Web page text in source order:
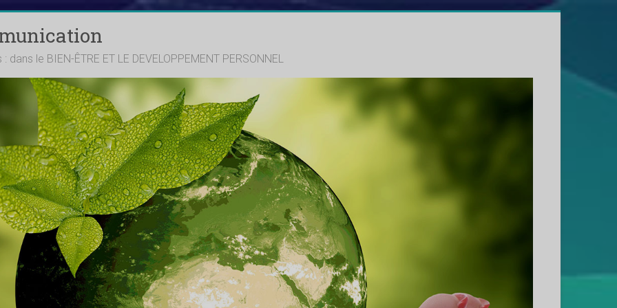
le BIEN-ÊTRE ET LE DEVELOPPEMENT PERSONNEL